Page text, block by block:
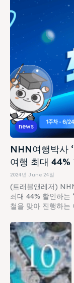
news
NHN여행박사
여행 최대 44%
2024년 June 24일
(트래블앤레저)
최대 44% 할인하는
철을 맞아 진행하는